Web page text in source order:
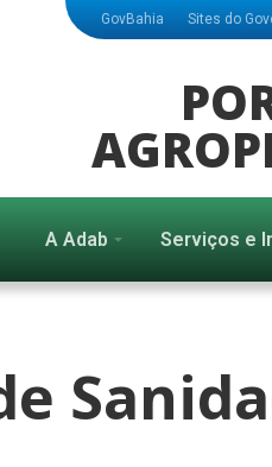
GovBahia Sites do
A Adab Serviços e